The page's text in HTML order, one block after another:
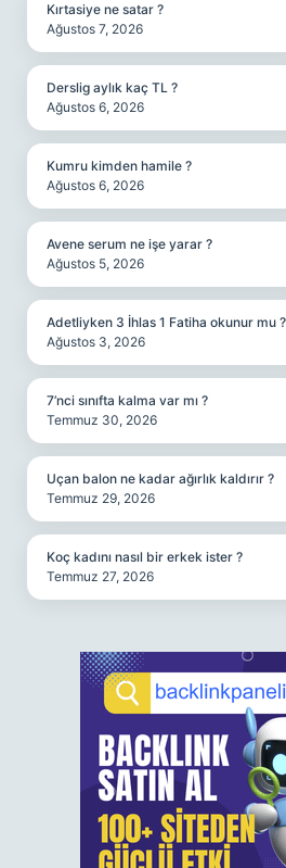
Kırtasiye ne satar ?
Ağustos 7, 2026
Derslig aylık kaç TL ?
Ağustos 6, 2026
Kumru kimden hamile ?
Ağustos 6, 2026
Avene serum ne işe yarar ?
Ağustos 5, 2026
Adetliyken 3 İhlas 1 Fatiha okunur mu ?
Ağustos 3, 2026
7’nci sınıfta kalma var mı ?
Temmuz 30, 2026
Uçan balon ne kadar ağırlık kaldırır ?
Temmuz 29, 2026
Koç kadını nasıl bir erkek ister ?
Temmuz 27, 2026